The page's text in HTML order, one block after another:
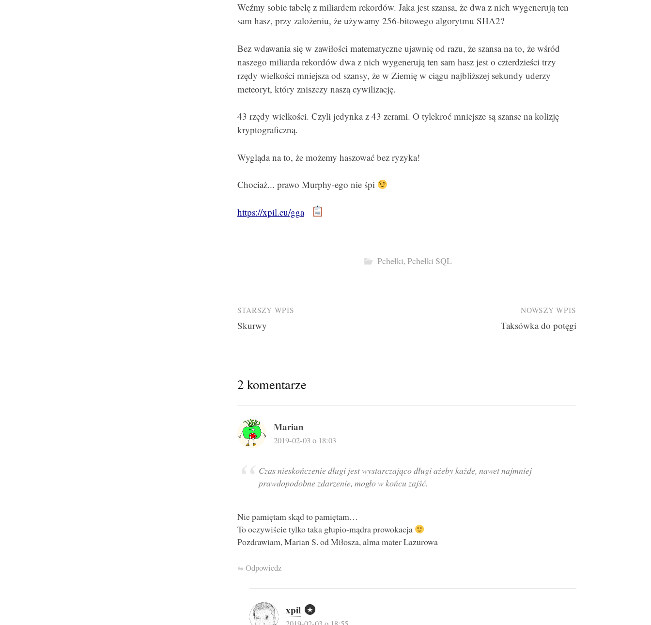
Weźmy sobie tabelę z miliardem rekordów. Jaka jest szansa, że dwa z nich wygenerują ten
sam hasz, przy założeniu, że używamy 256-bitowego algorytmu SHA2?
Bez wdawania się w zawiłości matematyczne ujawnię od razu, że szansa na to, że wśród
naszego miliarda rekordów dwa z nich wygenerują ten sam hasz jest o czterdzieści trzy
rzędy wielkości mniejsza od szansy, że w Ziemię w ciągu najbliższej sekundy uderzy
meteoryt, który zniszczy naszą cywilizację.
43 rzędy wielkości. Czyli jedynka z 43 zerami. O tylekroć mniejsze są szanse na kolizję
kryptograficzną.
Wygląda na to, że możemy haszować bez ryzyka!
Chociaż... prawo Murphy-ego nie śpi
https://xpil.eu/gga
Pchełki,Pchełki SQL
Post
navigation
STARSZY WPIS
Skurwy
NOWSZY WPIS
Taksówka do potęgi
2 komentarze
Marian
2019-02-03 o 18:03
Czas nieskończenie długi jest wystarczająco długi ażeby każde, nawet najmniej
prawdopodobne zdarzenie, mogło w końcu zajść.
Nie pamiętam skąd to pamiętam…
To oczywiście tylko taka głupio-mądra prowokacja
Pozdrawiam, Marian S. od Miłosza, alma mater Lazurowa
Odpowiedz
xpil